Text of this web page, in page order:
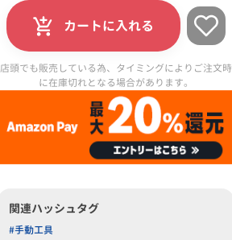
カートに入れる
店頭でも販売している為、タイミングによりご注文時
に在庫切れとなる場合があります。
関連ハッシュタグ
#手動工具